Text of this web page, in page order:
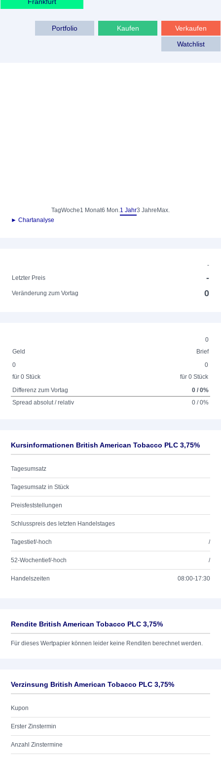
Verkaufen
Kaufen
Portfolio
Watchlist
TagWoche1 Monat6 Mon.1 Jahr3 Jahre Max.
► Chartanalyse
-
Letzter Preis
-
Veränderung zum Vortag 0
0
Geld
Brief
0
für 0 Stück
0
für 0 Stück
Differenz zum Vortag
0 / 0%
Spread absolut / relativ
0 / 0%
Kursinformationen British American Tobacco PLC 3,75%
Tagesumsatz
Tagesumsatz in Stück
Preisfeststellungen
Schlusspreis des letzten Handelstages
Tagestief/-hoch /
52-Wochentief/-hoch /
Handelszeiten 08:00-17:30
Rendite British American Tobacco PLC 3,75%
Für dieses Wertpapier können leider keine Renditen berechnet werden.
Verzinsung British American Tobacco PLC 3,75%
Kupon
Erster Zinstermin
Anzahl Zinstermine